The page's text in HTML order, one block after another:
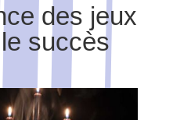
des jeux
succès